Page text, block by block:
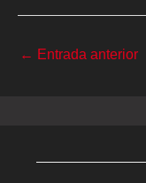
← Entrada anterior